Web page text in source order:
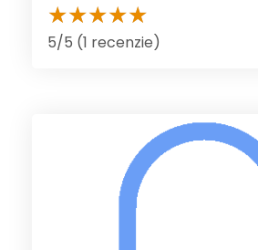
5/5 (1 recenzie)